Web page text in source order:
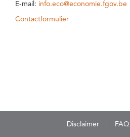
E-mail: info.eco@economie.fgov.be
Contactformulier
Disclaimer FAQ